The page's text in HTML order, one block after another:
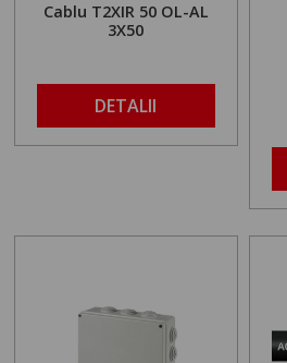
Cablu T2XIR 50 OL-AL
3X50
DETALII